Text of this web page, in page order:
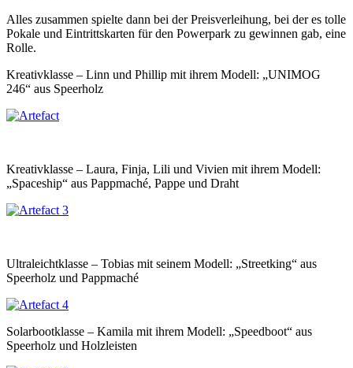
Alles zusammen spielte dann bei der Preisverleihung, bei der es tolle
Pokale und Eintrittskarten für den Powerpark zu gewinnen gab, eine
Rolle.
Kreativklasse – Linn und Phillip mit ihrem Modell: „UNIMOG
246“ aus Speerholz
Kreativklasse – Laura, Finja, Lili und Vivien mit ihrem Modell:
„Spaceship“ aus Pappmaché, Pappe und Draht
Ultraleichtklasse – Tobias mit seinem Modell: „Streetking“ aus
Speerholz und Pappmaché
Solarbootklasse – Kamila mit ihrem Modell: „Speedboot“ aus
Speerholz und Holzleisten